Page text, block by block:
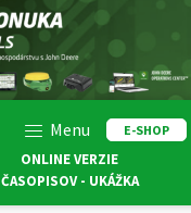
Menu
E-SHOP
ONLINE VERZIE
ČASOPISOV - UKÁŽKA